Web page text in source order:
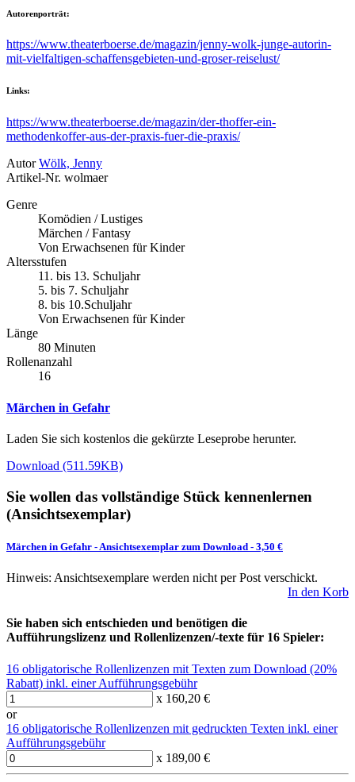
Autorenporträt:
https://www.theaterboerse.de/magazin/jenny-wolk-junge-autorin-
mit-vielfaltigen-schaffensgebieten-und-groser-reiselust/
Links:
https://www.theaterboerse.de/magazin/der-thoffer-ein-
methodenkoffer-aus-der-praxis-fuer-die-praxis/
Autor Wölk, Jenny
Artikel-Nr. wolmaer
Genre
Komödien / Lustiges
Märchen / Fantasy
Von Erwachsenen für Kinder
Altersstufen
11. bis 13. Schuljahr
5. bis 7. Schuljahr
8. bis 10.Schuljahr
Von Erwachsenen für Kinder
Länge
80 Minuten
Rollenanzahl
16
Märchen in Gefahr
Laden Sie sich kostenlos die gekürzte Leseprobe herunter.
Download (511.59KB)
Sie wollen das vollständige Stück kennenlernen
(Ansichtsexemplar)
Märchen in Gefahr - Ansichtsexemplar zum Download - 3,50 €
Hinweis: Ansichtsexemplare werden nicht per Post verschickt.
In den Korb
Sie haben sich entschieden und benötigen die
Aufführungslizenz und Rollenlizenzen/-texte für 16 Spieler:
16 obligatorische Rollenlizenzen mit Texten zum Download (20%
Rabatt) inkl. einer Aufführungsgebühr
x 160,20 €
or
16 obligatorische Rollenlizenzen mit gedruckten Texten inkl. einer
Aufführungsgebühr
x 189,00 €